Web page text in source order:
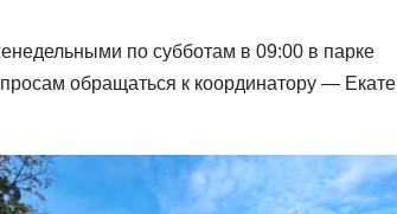
по субботам в 09:00 в парке
обращаться к координатору —